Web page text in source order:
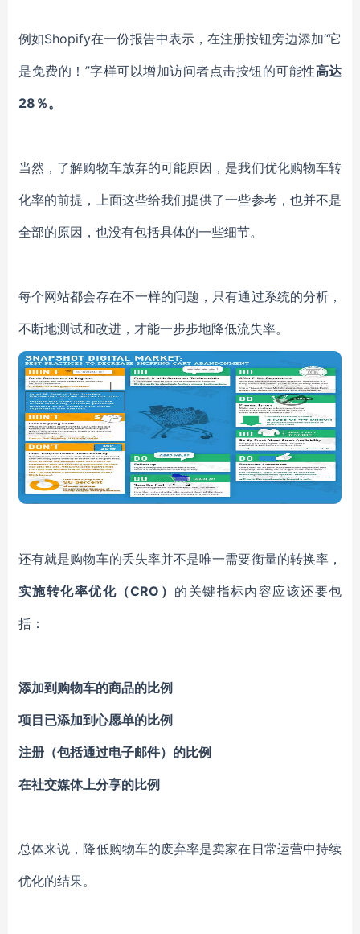
例如Shopify在一份报告中表示，在注册按钮旁边添加“它
是免费的！”字样可以增加访问者点击按钮的可能性高达
28％。
当然，了解购物车放弃的可能原因，是我们优化购物车转
化率的前提，上面这些给我们提供了一些参考，也并不是
全部的原因，也没有包括具体的一些细节。
每个网站都会存在不一样的问题，只有通过系统的分析，
不断地测试和改进，才能一步步地降低流失率。
还有就是购物车的丢失率并不是唯一需要衡量的转换率，
实施转化率优化（CRO） 的关键指标内容应该还要包
括：
添加到购物车的商品的比例
项目已添加到心愿单的比例
注册（包括通过电子邮件）的比例
在社交媒体上分享的比例
总体来说，降低购物车的废弃率是卖家在日常运营中持续
优化的结果。